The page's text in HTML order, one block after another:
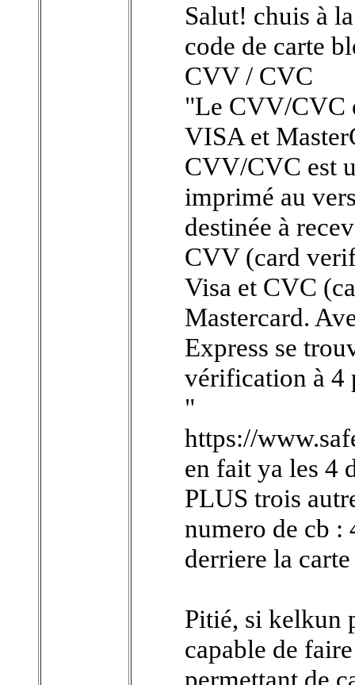
Salut! chuis à
code de carte
CVV / CVC
"Le CVV/CVC
VISA et
CVV/CVC est
imprimé au
destinée à
CVV (card
Visa et CVC
Mastercard.
Express se
vérification à 4
"
https://
en fait ya les 4
PLUS trois
numero de cb :
derriere la
Pitié, si kelkun
capable de